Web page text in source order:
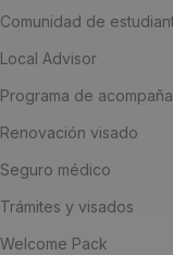
Comunidad de
Local Advisor
Programa de
Renovación visado
Seguro médico
Trámites y visados
Welcome Pack